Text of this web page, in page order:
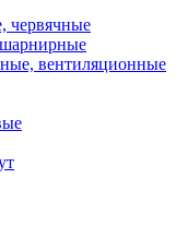
червячные
вентиляционные